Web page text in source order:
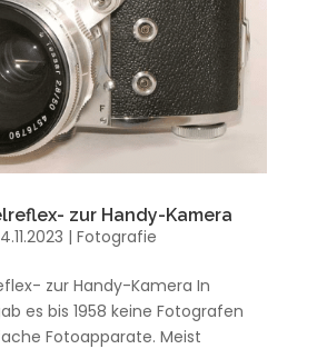
zur Handy-Kamera
| Fotografie
zur Handy-Kamera In
es bis 1958 keine Fotografen
Fotoapparate. Meist